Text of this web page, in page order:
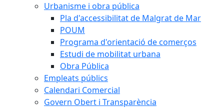
Urbanisme i obra pública
Pla d'accessibilitat de Malgrat de Mar
POUM
Programa d'orientació de comerços
Estudi de mobilitat urbana
Obra Pública
Empleats públics
Calendari Comercial
Govern Obert i Transparència